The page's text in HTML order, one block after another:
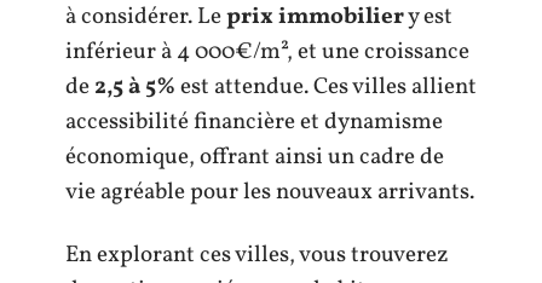
à considérer. Leprix immobiliery est
inférieur à 4 000€/m², et une croissance
de2,5 à 5%est attendue. Ces villes allient
accessibilité financière et dynamisme
économique, offrant ainsi un cadre de
vie agréable pour les nouveaux arrivants.
En explorant ces villes, vous trouverez